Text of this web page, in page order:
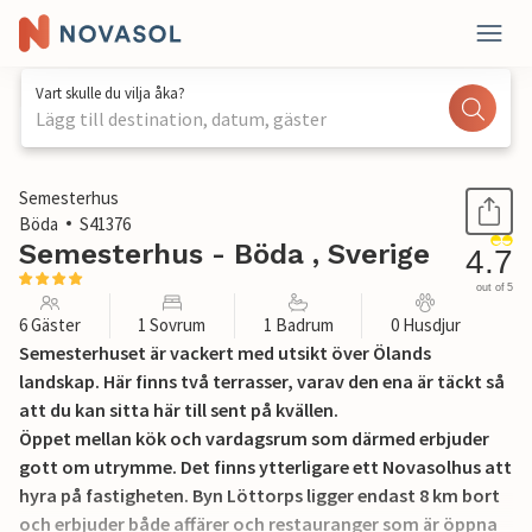
Vart skulle du vilja åka?
Lägg till destination, datum, gäster
1 / 11
Semesterhus
Böda
S41376
Semesterhus - Böda , Sverige 4.7
out of 5
6 Gäster 1 Sovrum 1 Badrum 0 Husdjur
Semesterhuset är vackert med utsikt över Ölands
landskap. Här finns två terrasser, varav den ena är täckt så
att du kan sitta här till sent på kvällen.
Öppet mellan kök och vardagsrum som därmed erbjuder
gott om utrymme. Det finns ytterligare ett Novasolhus att
hyra på fastigheten. Byn Löttorps ligger endast 8 km bort
och erbjuder både affärer och restauranger som är öppna